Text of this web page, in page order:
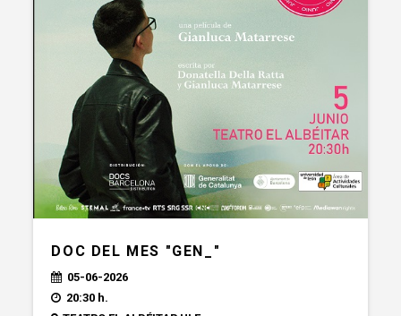
DOC DEL MES "GEN_"
05-06-2026
20:30 h.